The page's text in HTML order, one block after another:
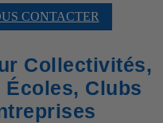
CONTACTER
Collectivités,
Clubs